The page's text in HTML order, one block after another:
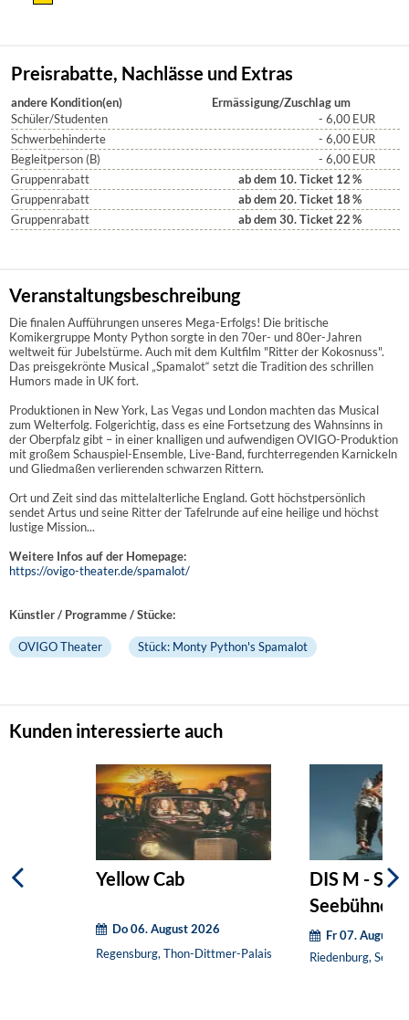
Preisrabatte, Nachlässe und Extras
andere Kondition(en)
Ermässigung/Zuschlag um
Schüler/Studenten
- 6,00EUR
Schwerbehinderte
- 6,00EUR
Begleitperson (B)
- 6,00EUR
Gruppenrabatt
ab dem 10. Ticket 12%
Gruppenrabatt
ab dem 20. Ticket 18%
Gruppenrabatt
ab dem 30. Ticket 22%
Veranstaltungsbeschreibung
Die finalen Aufführungen unseres Mega-Erfolgs! Die britische
Komikergruppe Monty Python sorgte in den 70er- und 80er-Jahren
weltweit für Jubelstürme. Auch mit dem Kultfilm "Ritter der Kokosnuss".
Das preisgekrönte Musical „Spamalot“ setzt die Tradition des schrillen
Humors made in UK fort.
Produktionen in New York, Las Vegas und London machten das Musical
zum Welterfolg. Folgerichtig, dass es eine Fortsetzung des Wahnsinns in
der Oberpfalz gibt – in einer knalligen und aufwendigen OVIGO-Produktion
mit großem Schauspiel-Ensemble, Live-Band, furchterregenden Karnickeln
und Gliedmaßen verlierenden schwarzen Rittern.
Ort und Zeit sind das mittelalterliche England. Gott höchstpersönlich
sendet Artus und seine Ritter der Tafelrunde auf eine heilige und höchst
lustige Mission...
Weitere Infos auf der Homepage:
https://ovigo-theater.de/spamalot/
Künstler / Programme / Stücke:
OVIGO Theater Stück: Monty Python's Spamalot
Kunden interessierte auch
Yellow Cab
Do 06. August 2026
Regensburg, Thon-Dittmer-Palais
DIS M -
Seebühne
Fr 07. August
Riedenburg,